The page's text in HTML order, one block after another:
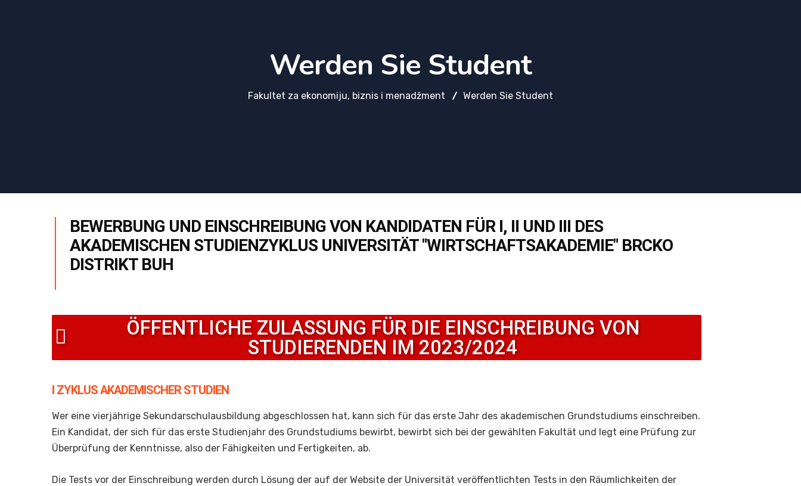
Werden Sie Student
Fakultet za ekonomiju, biznis i menadžment Werden Sie Student
BEWERBUNG UND EINSCHREIBUNG VON KANDIDATEN FÜR I, II UND III DES
AKADEMISCHEN STUDIENZYKLUS UNIVERSITÄT "WIRTSCHAFTSAKADEMIE" BRCKO
DISTRIKT BUH
ÖFFENTLICHE ZULASSUNG FÜR DIE EINSCHREIBUNG VON
STUDIERENDEN IM 2023/2024
I ZYKLUS AKADEMISCHER STUDIEN
Wer eine vierjährige Sekundarschulausbildung abgeschlossen hat, kann sich für das erste Jahr des akademischen Grundstudiums einschreiben.
Ein Kandidat, der sich für das erste Studienjahr des Grundstudiums bewirbt, bewirbt sich bei der gewählten Fakultät und legt eine Prüfung zur
Überprüfung der Kenntnisse, also der Fähigkeiten und Fertigkeiten, ab.
Die Tests vor der Einschreibung werden durch Lösung der auf der Website der Universität veröffentlichten Tests in den Räumlichkeiten der